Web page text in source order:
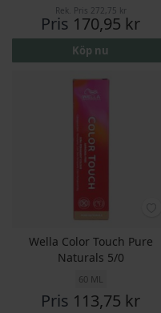
Rek. Pris 272,75 kr
Pris 170,95 kr
Köp nu
Wella Color Touch Pure
Naturals 5/0
60 ML
Pris 113,75 kr